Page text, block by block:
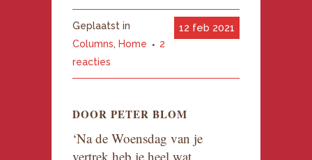
12 feb 2021
Geplaatst in
Columns, Home
2
reacties
DOOR PETER BLOM
‘Na de Woensdag van je
vertrek heb je heel wat